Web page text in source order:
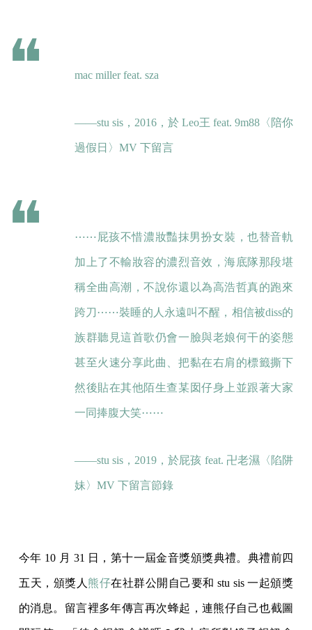
mac miller feat. sza
——stu sis，2016，於 Leo王 feat. 9m88 〈陪你
過假日〉MV 下留言
⋯⋯屁孩不惜濃妝豔抹男扮女裝，也替音軌
加上了不輸妝容的濃烈音效，海底隊那段堪
稱全曲高潮，不說你還以為高浩哲真的跑來
跨刀⋯⋯裝睡的人永遠叫不醒，相信被diss的
族群聽見這首歌仍會一臉與老娘何干的姿態
甚至火速分享此曲、把黏在右肩的標籤撕下
然後貼在其他陌生查某囡仔身上並跟著大家
一同捧腹大笑⋯⋯
——stu sis，2019，於屁孩 feat. 卍老濕〈陷阱
妹〉MV 下留言節錄
今年 10 月 31 日，第十一屆金音獎頒獎典禮。典禮前四
五天，頒獎人 熊仔在社群公開自己要和 stu sis 一起頒獎
的消息。留言裡多年傳言再次蜂起，連熊仔自己也截圖